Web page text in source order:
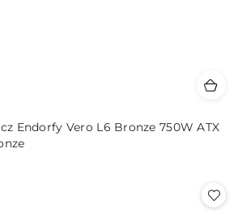
Endorfy Vero L6 Bronze 750W ATX